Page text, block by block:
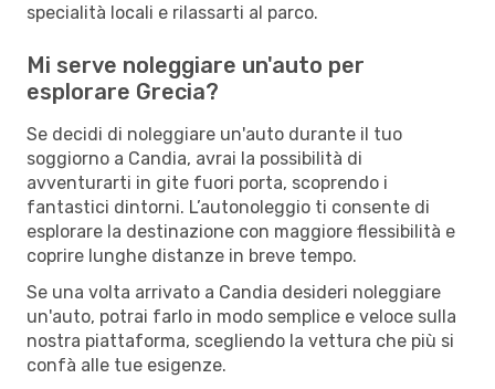
specialità locali e rilassarti al parco.
Mi serve noleggiare un'auto per
esplorare Grecia?
Se decidi di noleggiare un'auto durante il tuo
soggiorno a Candia, avrai la possibilità di
avventurarti in gite fuori porta, scoprendo i
fantastici dintorni. L’autonoleggio ti consente di
esplorare la destinazione con maggiore flessibilità e
coprire lunghe distanze in breve tempo.
Se una volta arrivato a Candia desideri noleggiare
un'auto, potrai farlo in modo semplice e veloce sulla
nostra piattaforma, scegliendo la vettura che più si
confà alle tue esigenze.